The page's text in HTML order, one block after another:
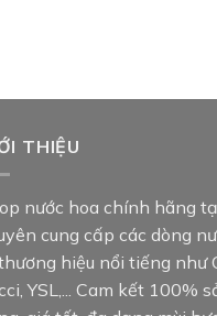
THIỆU
nước hoa chính hãng
cung cấp các dòng
hiệu nổi tiếng như
YSL,... Cam kết 100%